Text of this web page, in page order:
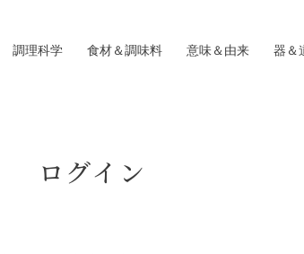
調理科学 食材＆調味料 意味＆由来 器＆
ログイン